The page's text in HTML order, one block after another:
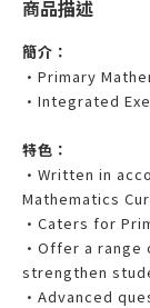
商品描述
簡介：
•Primary
•Integrated
特色：
•Written in
Mathematics
•Caters for
•Offer a range
strengthen
•Advanced